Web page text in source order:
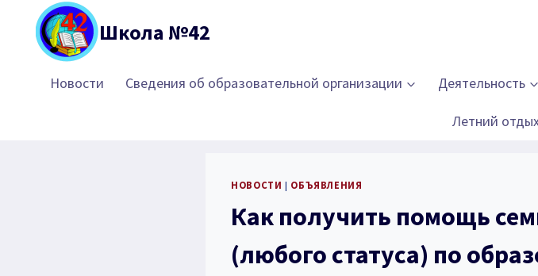
Перейти
содержимому
Школа №42
Новости Сведения об образовательной организации Деятельность
Летний
НОВОСТИ | ОБЪЯВЛЕНИЯ
Как получить помощь
(любого статуса) по